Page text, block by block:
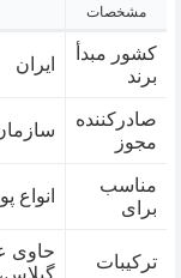
مشخصات
کشور مبدأ
برند
ایران
صادرکننده
مجوز
مناسب
برای
انواع
ترکیبات
حاوی